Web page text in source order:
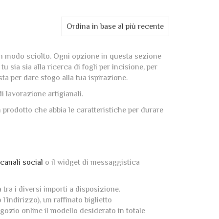
Ordina in base al più recente
modo sciolto. Ogni opzione in questa sezione
sia sia alla ricerca di fogli per incisione, per
per dare sfogo alla tua ispirazione.
lavorazione artigianali.
che abbia le caratteristiche per durare
canali social o il widget di messaggistica
i diversi importi a disposizione.
l’indirizzo), un raffinato biglietto
online il modello desiderato in totale